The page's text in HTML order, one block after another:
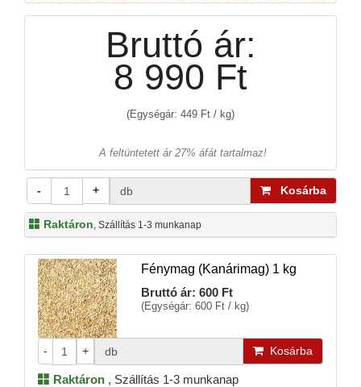
Bruttó ár:
8 990 Ft
(Egységár: 449 Ft / kg)
A feltüntetett ár 27% áfát tartalmaz!
- + db Kosárba
Raktáron, Szállítás 1-3 munkanap
Fénymag (Kanárimag) 1 kg
Bruttó ár: 600 Ft
(Egységár: 600 Ft / kg)
- + db Kosárba
Raktáron , Szállítás 1-3 munkanap